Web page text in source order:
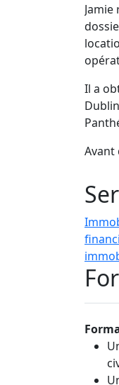
Il a
Avant
en